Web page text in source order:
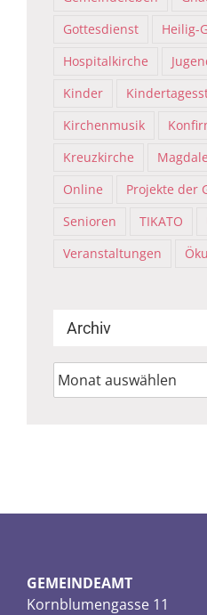
Gottesdienst
Heilig-
Hospitalkirche
Kinder
Kirchenmusik
Kreuzkirche
Online
Projekte der
Senioren
TIKATO
Veranstaltungen
Archiv
Archiv
GEMEINDEAMT
Kornblumengasse 11